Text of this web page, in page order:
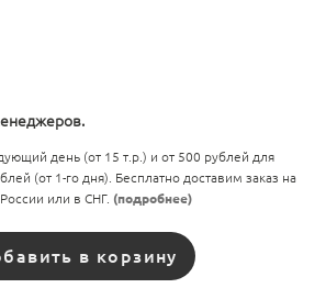
день (от 15 т.р.) и от 500 рублей для
(от 1-го дня). Бесплатно доставим заказ на
или в СНГ. (подробнее)
в корзину